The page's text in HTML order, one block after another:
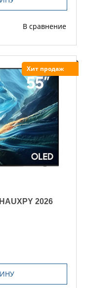
В сравнение
Хит продаж
2026